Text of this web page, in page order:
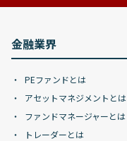
金融業界
PEファンドとは
アセットマネジメントとは
ファンドマネージャーとは
トレーダーとは